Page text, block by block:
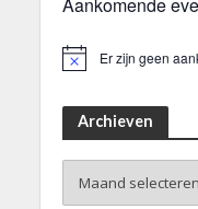
Aankomende
Er zijn geen
Archieven